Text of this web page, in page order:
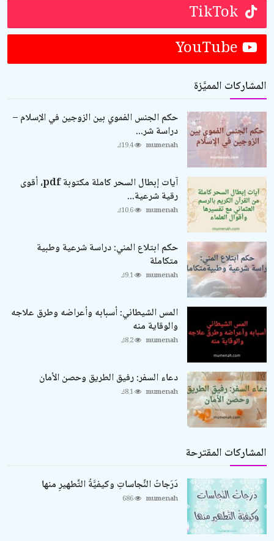
TikTok
YouTube
المشاركات المميَّزة
حكم الجنس الفموي بين الزوجين في الإسلام –
دراسة شر...
mumenah 19.4ك
آيات إبطال السحر كاملة مكتوبة pdf، أقوى
رقية شرعية...
mumenah
حكم ابتلاع المني: دراسة شرعية وطبية
متكاملة
mumenah
المس الشيطاني: أسبابه وأعراضه وطرق علاجه
والوقاية منه
mumenah
دعاء السفر: رفيق الطريق وحصن الأمان
mumenah
المشاركات المقترحة
دَرَجاتُ النَّجاساتِ وكيفيَّةُ التَّطهيرِ منها
mumenah